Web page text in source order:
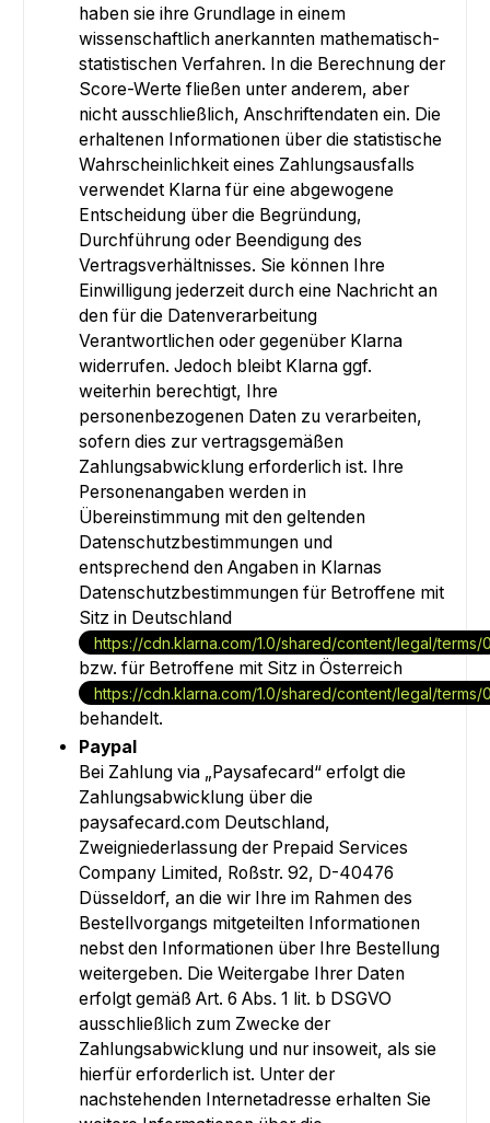
haben sie ihre Grundlage in einem
wissenschaftlich anerkannten mathematisch-
statistischen Verfahren. In die Berechnung der
Score-Werte fließen unter anderem, aber
nicht ausschließlich, Anschriftendaten ein. Die
erhaltenen Informationen über die statistische
Wahrscheinlichkeit eines Zahlungsausfalls
verwendet Klarna für eine abgewogene
Entscheidung über die Begründung,
Durchführung oder Beendigung des
Vertragsverhältnisses. Sie können Ihre
Einwilligung jederzeit durch eine Nachricht an
den für die Datenverarbeitung
Verantwortlichen oder gegenüber Klarna
widerrufen. Jedoch bleibt Klarna ggf.
weiterhin berechtigt, Ihre
personenbezogenen Daten zu verarbeiten,
sofern dies zur vertragsgemäßen
Zahlungsabwicklung erforderlich ist. Ihre
Personenangaben werden in
Übereinstimmung mit den geltenden
Datenschutzbestimmungen und
entsprechend den Angaben in Klarnas
Datenschutzbestimmungen für Betroffene mit
Sitz in Deutschland
https://cdn.klarna.com/1.0/shared/content/legal/
bzw. für Betroffene mit Sitz in Österreich
https://cdn.klarna.com/1.0/shared/content/legal/terms/
behandelt.
Paypal
Bei Zahlung via „Paysafecard“ erfolgt die
Zahlungsabwicklung über die
paysafecard.com Deutschland,
Zweigniederlassung der Prepaid Services
Company Limited, Roßstr. 92, D-40476
Düsseldorf, an die wir Ihre im Rahmen des
Bestellvorgangs mitgeteilten Informationen
nebst den Informationen über Ihre Bestellung
weitergeben. Die Weitergabe Ihrer Daten
erfolgt gemäß Art. 6 Abs. 1 lit. b DSGVO
ausschließlich zum Zwecke der
Zahlungsabwicklung und nur insoweit, als sie
hierfür erforderlich ist. Unter der
nachstehenden Internetadresse erhalten Sie